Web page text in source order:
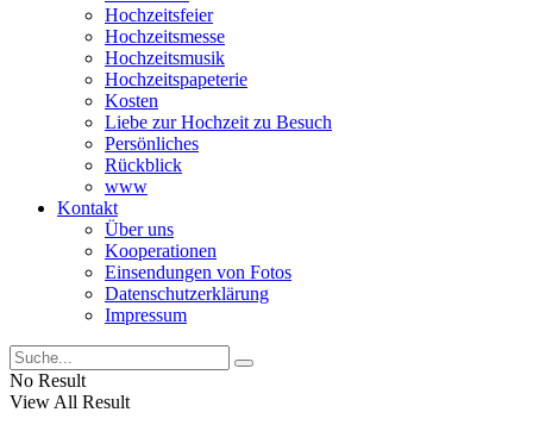
Hochzeitsfeier
Hochzeitsmesse
Hochzeitsmusik
Hochzeitspapeterie
Kosten
Liebe zur Hochzeit zu Besuch
Persönliches
Rückblick
www
Kontakt
Über uns
Kooperationen
Einsendungen von Fotos
Datenschutzerklärung
Impressum
No Result
View All Result